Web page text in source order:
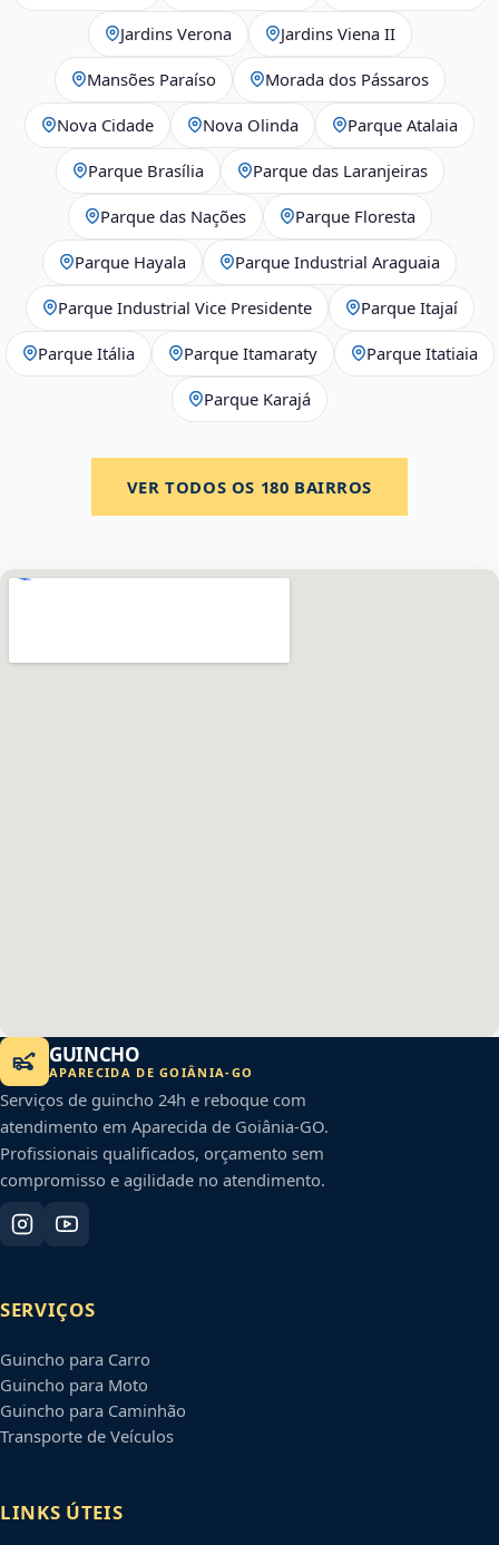
Jardins Verona Jardins Viena II
Mansões Paraíso Morada dos Pássaros
Nova Cidade Nova Olinda Parque Atalaia
Parque Brasília Parque das Laranjeiras
Parque das Nações Parque Floresta
Parque Hayala Parque Industrial Araguaia
Parque Industrial Vice Presidente Parque Itajaí
Parque Itália Parque Itamaraty Parque Itatiaia
Parque Karajá
VER TODOS OS 180 BAIRROS
GUINCHO
APARECIDA DE GOIÂNIA-GO
Serviços de guincho 24h e reboque com
atendimento em Aparecida de Goiânia-GO.
Profissionais qualificados, orçamento sem
compromisso e agilidade no atendimento.
SERVIÇOS
Guincho para Carro
Guincho para Moto
Guincho para Caminhão
Transporte de Veículos
LINKS ÚTEIS